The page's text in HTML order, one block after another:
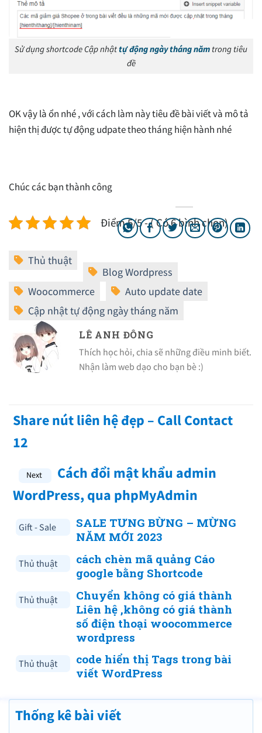
Sử dụng shortcode Cập nhậttự động ngày tháng năm trong tiêu
đề
OK vậy là ổn nhé , với cách làm này tiêu đề bài viết và mô tả
hiện thị được tự động udpate theo tháng hiện hành nhé
Chúc các bạn thành công
Điểm 5/5 - ( Có 6 bình chọn)
LÊ ANH ĐÔNG
Thích học hỏi, chia sẽ những điều minh biết.
Nhận làm web dạo cho bạn bè :)
Share nút liên hệ đẹp – Call Contact
12
Cách đổi mật khẩu admin
WordPress, qua phpMyAdmin
Gift - Sale
SALE TƯNG BỪNG – MỪNG
NĂM MỚI 2023
Thủ thuật
cách chèn mã quảng Cáo
google bằng Shortcode
Thủ thuật
Chuyển không có giá thành
Liên hệ ,không có giá thành
số điện thoại woocommerce
wordpress
Thủ thuật
code hiển thị Tags trong bài
viết WordPress
Thống kê bài viết